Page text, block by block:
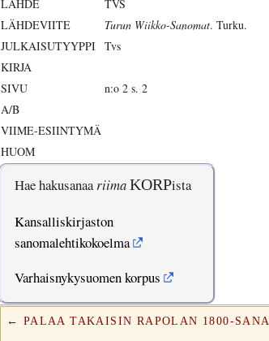
LÄHDE
TVS
LÄHDEVIITE
Turun Wiikko-Sanomat. Turku.
JULKAISUTYYPPI Tvs
KIRJA
SIVU
n:o 2 s. 2
A/B
VIIME-ESIINTYMÄ
HUOM
Hae hakusanaariimaKORPista
Kansalliskirjaston
sanomalehtikokoelma
Varhaisnykysuomen korpus
← PALAA TAKAISIN RAPOLAN 1800-